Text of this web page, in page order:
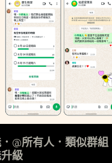
．@所有人．類似群
級